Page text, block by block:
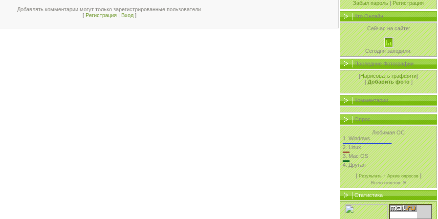
Добавлять комментарии могут только зарегистрированные пользователи.
[ Регистрация Вход ]
Забыл пароль|Регистрация
Кто Онлайн
Сейчас на сайте:
Сегодня заходили:
Последние Фотографии
[Нарисовать граффити]
[Добавить фото ]
Комментарии
Опрос
Любимая ОС
1.Windows
2.Linux
3.Mac OS
4.Другая
[Результаты·Архив опросов]
Всего ответов:9
Статистика